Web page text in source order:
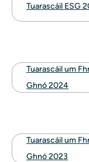
Tuarascáil ESG
Tuarascáil um
Ghnó 2024
Tuarascáil um
Ghnó 2023